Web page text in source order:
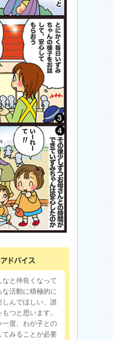
なと仲良くなって
活動に積極的に
しんでほしい、誰
つと思います。
一度、わが子との
てみることが必要